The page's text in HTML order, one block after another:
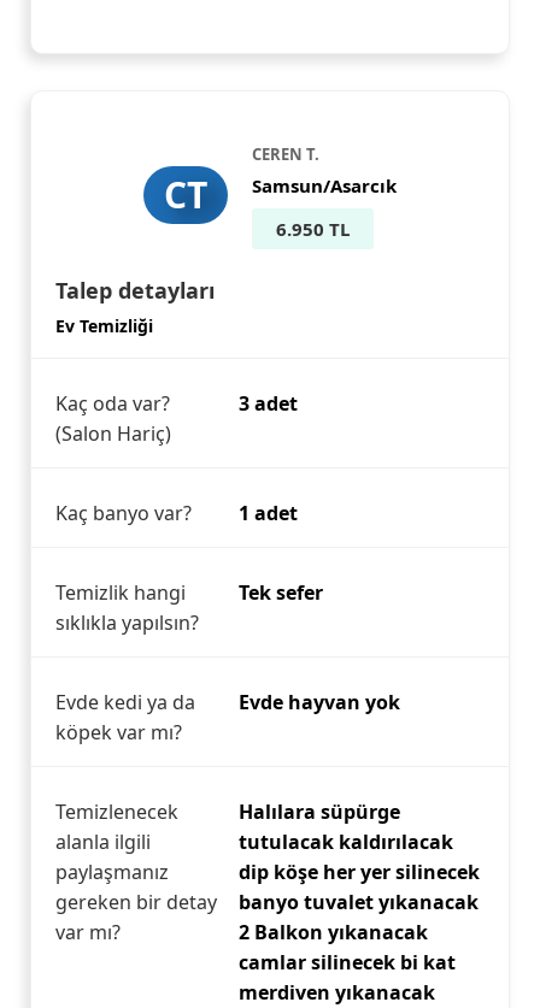
CT
CEREN T.
Samsun/Asarcık
6.950 TL
Talep detayları
Ev Temizliği
Kaç oda var?
(Salon Hariç)
3 adet
Kaç banyo var? 1 adet
Temizlik hangi
sıklıkla yapılsın?
Tek sefer
Evde kedi ya da
köpek var mı?
Evde hayvan yok
Temizlenecek
alanla ilgili
paylaşmanız
gereken bir detay
var mı?
Halılara süpürge
tutulacak kaldırılacak
dip köşe her yer silinecek
banyo tuvalet yıkanacak
2 Balkon yıkanacak
camlar silinecek bi kat
merdiven yıkanacak